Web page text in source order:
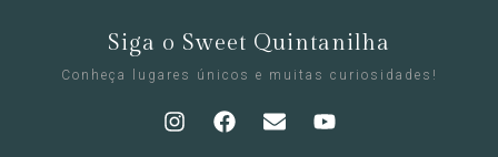
Siga o Sweet Quintanilha
Conheça lugares únicos e muitas curiosidades!